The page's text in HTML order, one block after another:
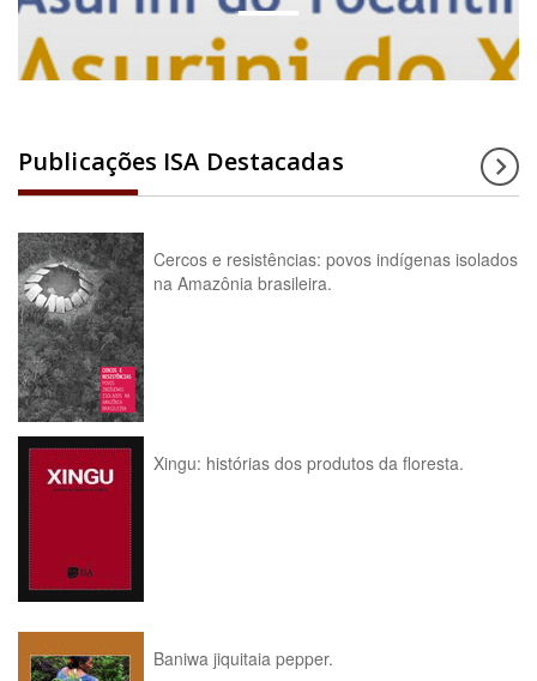
Publicações ISA Destacadas
Cercos e resistências: povos indígenas isolados
na Amazônia brasileira.
Xingu: histórias dos produtos da floresta.
Baniwa jiquitaia pepper.